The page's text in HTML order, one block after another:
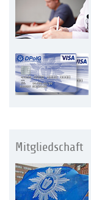
Mitgliedschaft